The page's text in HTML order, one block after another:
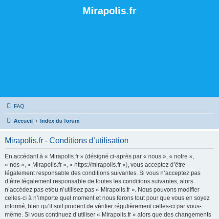
Mirapolis.fr
FAQ
Accueil Index du forum
Mirapolis.fr - Conditions d’utilisation
En accédant à « Mirapolis.fr » (désigné ci-après par « nous », « notre »,
« nos », « Mirapolis.fr », « https://mirapolis.fr »), vous acceptez d’être
légalement responsable des conditions suivantes. Si vous n’acceptez pas
d’être légalement responsable de toutes les conditions suivantes, alors
n’accédez pas et/ou n’utilisez pas « Mirapolis.fr ». Nous pouvons modifier
celles-ci à n’importe quel moment et nous ferons tout pour que vous en soyez
informé, bien qu’il soit prudent de vérifier régulièrement celles-ci par vous-
même. Si vous continuez d’utiliser « Mirapolis.fr » alors que des changements